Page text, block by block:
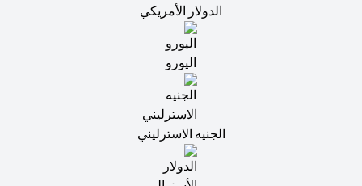
الدولار الأمريكي
اليورو
الجنيه الاسترليني